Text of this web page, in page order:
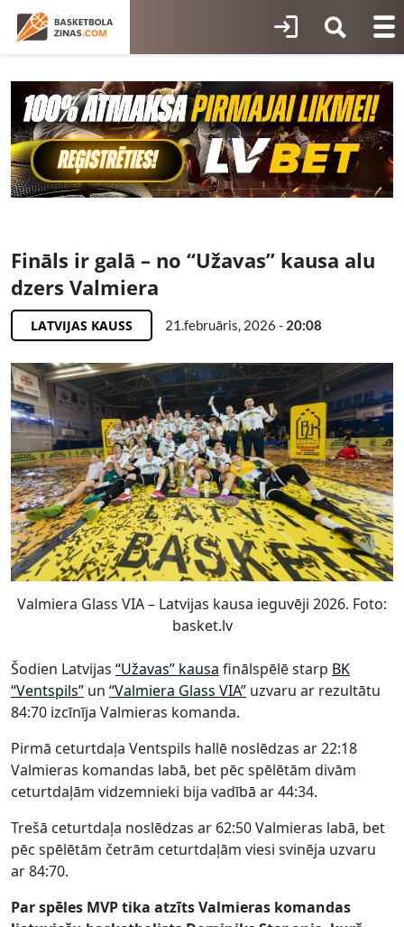
Fināls ir galā – no “Užavas” kausa alu
dzers Valmiera
LATVIJAS KAUSS 21.februāris, 2026 - 20:08
Valmiera Glass VIA – Latvijas kausa ieguvēji 2026. Foto:
basket.lv
Šodien Latvijas “Užavas” kausa finālspēlē starp BK
“Ventspils” un “Valmiera Glass VIA” uzvaru ar rezultātu
84:70 izcīnīja Valmieras komanda.
Pirmā ceturtdaļa Ventspils hallē noslēdzas ar 22:18
Valmieras komandas labā, bet pēc spēlētām divām
ceturtdaļām vidzemnieki bija vadībā ar 44:34.
Trešā ceturtdaļa noslēdzas ar 62:50 Valmieras labā, bet
pēc spēlētām četrām ceturtdaļām viesi svinēja uzvaru
ar 84:70.
Par spēles MVP tika atzīts Valmieras komandas